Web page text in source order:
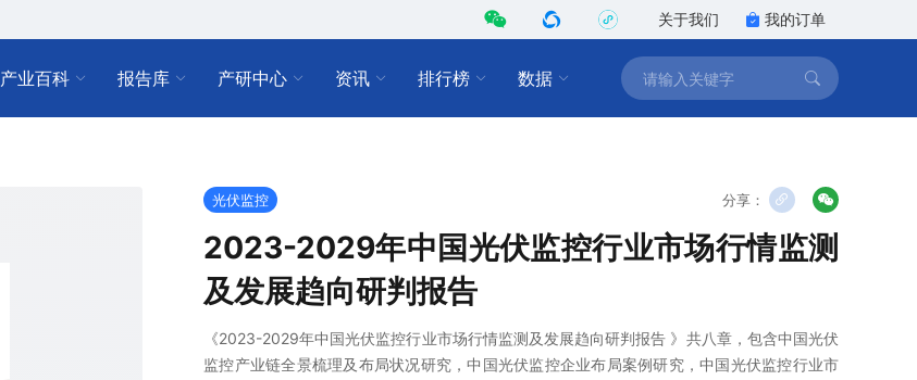
关于我们 我的订单
产业百科 报告库 产研中心 资讯 排行榜 数据
光伏监控 分享：
2023-2029年中国光伏监控行业市场行情监测
及发展趋向研判报告
《2023-2029年中国光伏监控行业市场行情监测及发展趋向研判报告 》共八章，包含中国光伏
监控产业链全景梳理及布局状况研究，中国光伏监控企业布局案例研究，中国光伏监控行业市